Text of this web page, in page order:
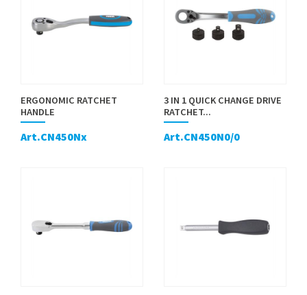
ERGONOMIC RATCHET
HANDLE
Art.CN450Nx
3 IN 1 QUICK CHANGE DRIVE
RATCHET...
Art.CN450N0/0